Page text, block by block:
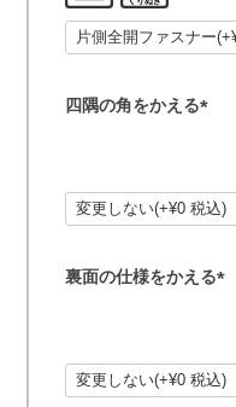
須
)
四隅の角をかえる
須
)
裏面の仕様をかえる
須
)